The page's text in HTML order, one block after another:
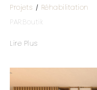
Projets Réhabilitation
PAR:Boutik
Lire Plus